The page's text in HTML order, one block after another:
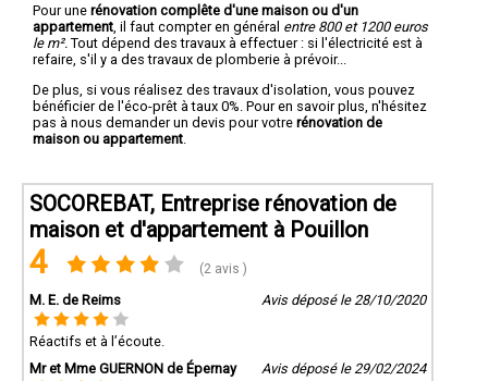
Pour une rénovation complête d'une maison ou d'un
appartement , il faut compter en général entre 800 et 1200 euros
le m². Tout dépend des travaux à effectuer : si l'électricité est à
refaire, s'il y a des travaux de plomberie à prévoir...
De plus, si vous réalisez des travaux d'isolation, vous pouvez
bénéficier de l'éco-prêt à taux 0%. Pour en savoir plus, n'hésitez
pas à nous demander un devis pour votre rénovation de
maison ou appartement
SOCOREBAT, Entreprise rénovation de
maison et d'appartement à Pouillon
4 (2 avis )
M. E. de Reims Avis déposé le 28/10/2020
Réactifs et à l’écoute.
Mr et Mme GUERNON de Épernay
Avis déposé le 29/02/2024